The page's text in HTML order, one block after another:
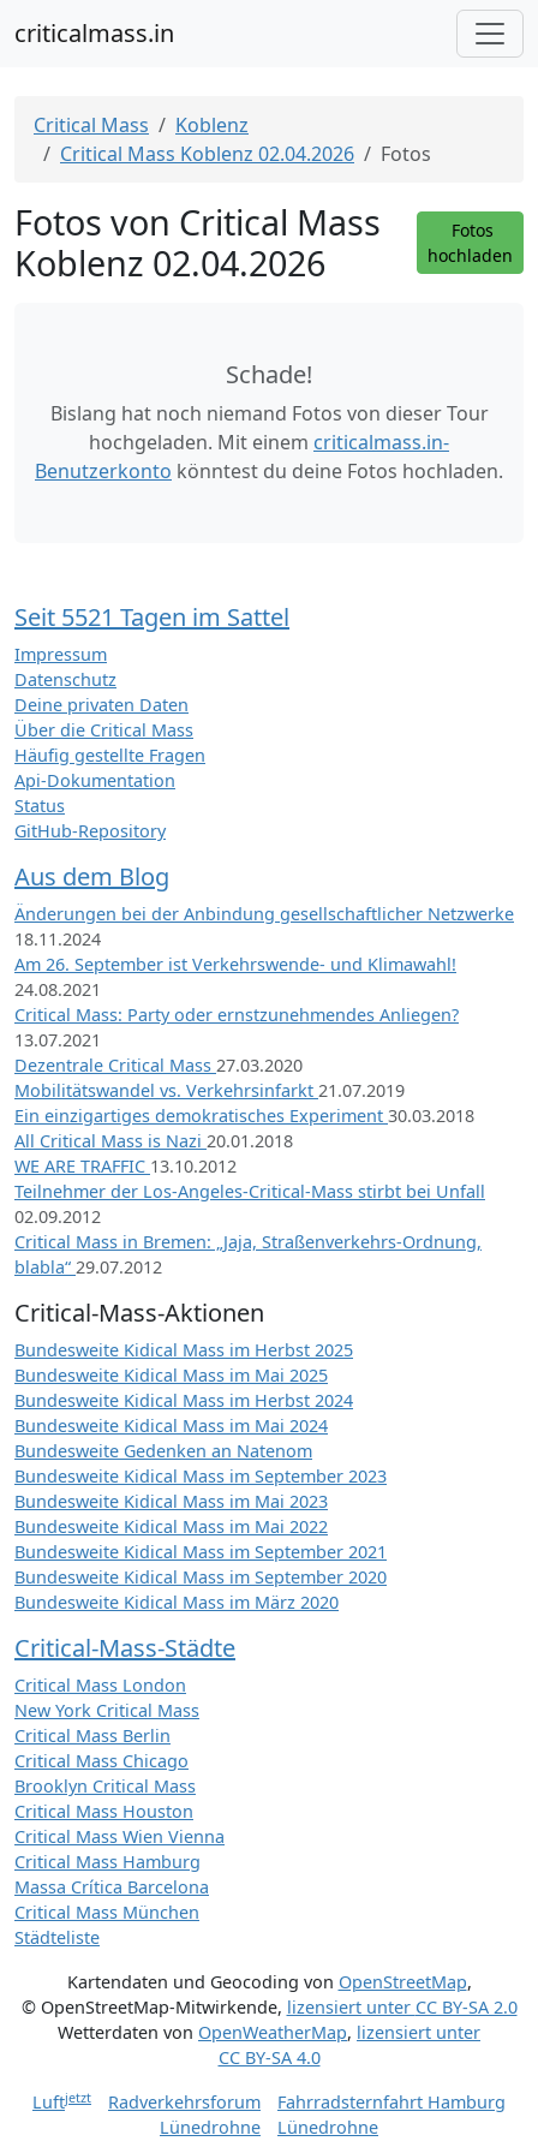
criticalmass.in
Critical Mass
Koblenz
Critical Mass Koblenz 02.04.2026
Fotos
Fotos von Critical Mass
Koblenz 02.04.2026
Fotos
hochladen
Schade!
Bislang hat noch niemand Fotos von dieser Tour
hochgeladen. Mit einem criticalmass.in-
Benutzerkonto könntest du deine Fotos hochladen.
Seit 5521 Tagen im Sattel
Impressum
Datenschutz
Deine privaten Daten
Über die Critical Mass
Häufig gestellte Fragen
Api-Dokumentation
Status
GitHub-Repository
Aus dem Blog
Änderungen bei der Anbindung gesellschaftlicher Netzwerke
18.11.2024
Am 26. September ist Verkehrswende- und Klimawahl!
24.08.2021
Critical Mass: Party oder ernstzunehmendes Anliegen?
13.07.2021
Dezentrale Critical Mass 27.03.2020
Mobilitätswandel vs. Verkehrsinfarkt 21.07.2019
Ein einzigartiges demokratisches Experiment 30.03.2018
All Critical Mass is Nazi 20.01.2018
WE ARE TRAFFIC 13.10.2012
Teilnehmer der Los-Angeles-Critical-Mass stirbt bei Unfall
02.09.2012
Critical Mass in Bremen: „Jaja, Straßenverkehrs-Ordnung,
blabla“ 29.07.2012
Critical-Mass-Aktionen
Bundesweite Kidical Mass im Herbst 2025
Bundesweite Kidical Mass im Mai 2025
Bundesweite Kidical Mass im Herbst 2024
Bundesweite Kidical Mass im Mai 2024
Bundesweite Gedenken an Natenom
Bundesweite Kidical Mass im September 2023
Bundesweite Kidical Mass im Mai 2023
Bundesweite Kidical Mass im Mai 2022
Bundesweite Kidical Mass im September 2021
Bundesweite Kidical Mass im September 2020
Bundesweite Kidical Mass im März 2020
Critical-Mass-Städte
Critical Mass London
New York Critical Mass
Critical Mass Berlin
Critical Mass Chicago
Brooklyn Critical Mass
Critical Mass Houston
Critical Mass Wien Vienna
Critical Mass Hamburg
Massa Crítica Barcelona
Critical Mass München
Städteliste
Kartendaten und Geocoding von OpenStreetMap,
© OpenStreetMap-Mitwirkende, lizensiert unter CC BY-SA 2.0
Wetterdaten von OpenWeatherMap, lizensiert unter
CC BY-SA 4.0
Luftjetzt Radverkehrsforum
Fahrradsternfahrt Hamburg
Lünedrohne
Lünedrohne